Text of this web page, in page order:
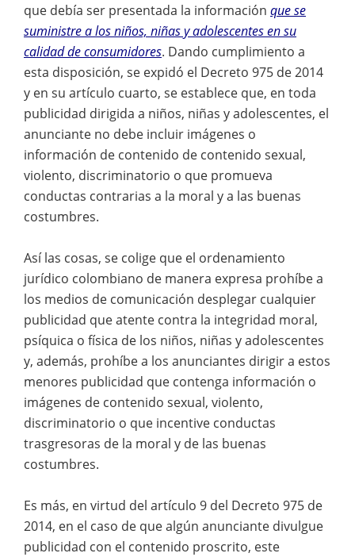
que debía ser presentada la información que se
suministre a los niños, niñas y adolescentes en su
calidad de consumidores. Dando cumplimiento a
esta disposición, se expidó el Decreto 975 de 2014
y en su artículo cuarto, se establece que, en toda
publicidad dirigida a niños, niñas y adolescentes, el
anunciante no debe incluir imágenes o
información de contenido de contenido sexual,
violento, discriminatorio o que promueva
conductas contrarias a la moral y a las buenas
costumbres.
Así las cosas, se colige que el ordenamiento
jurídico colombiano de manera expresa prohíbe a
los medios de comunicación desplegar cualquier
publicidad que atente contra la integridad moral,
psíquica o física de los niños, niñas y adolescentes
y, además, prohíbe a los anunciantes dirigir a estos
menores publicidad que contenga información o
imágenes de contenido sexual, violento,
discriminatorio o que incentive conductas
trasgresoras de la moral y de las buenas
costumbres.
Es más, en virtud del artículo 9 del Decreto 975 de
2014, en el caso de que algún anunciante divulgue
publicidad con el contenido proscrito, este